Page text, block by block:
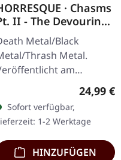
· Chasms
II - The Devouring
|
LP
Metal/Black
Thrash Metal.
am
22.03.2024, auf Supreme
Chaos Records. Exklusives
Grün/Schwarz
24,99 €
Sofort verfügbar,
1-2 Werktage
HINZUFÜGEN